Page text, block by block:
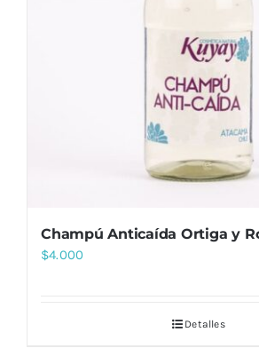
Champú Anticaída Ortiga y
$4.000
Detalles